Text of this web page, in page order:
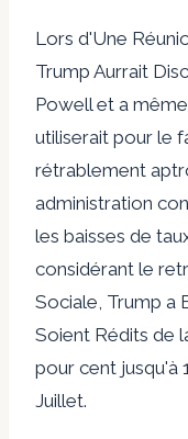
Lors d'Une
Trump Aurrait
Powell et a
utiliserait pour le
rétrablement
administration
les baisses de
considérant le
Sociale, Trump a
Soient Rédits de
pour cent jusqu'à
Juillet.